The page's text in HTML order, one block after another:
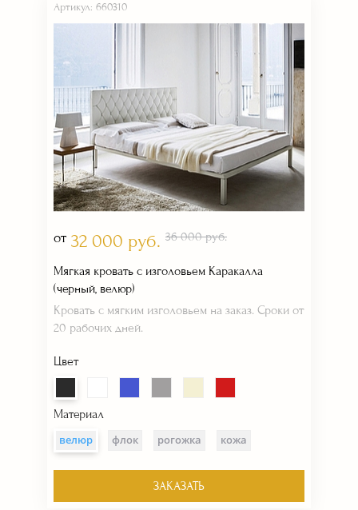
Артикул: 660310
от 32 000 руб. 36 000 руб.
Мягкая кровать с изголовьем Каракалла
(черный, велюр)
Кровать с мягким изголовьем на заказ. Сроки от
20 рабочих дней.
Цвет
Материал
велюр
флок рогожка кожа
ЗАКАЗАТЬ